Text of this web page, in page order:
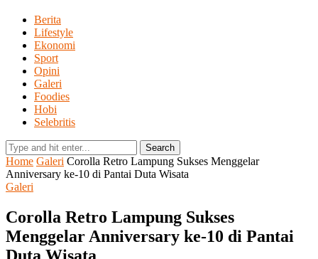
Berita
Lifestyle
Ekonomi
Sport
Opini
Galeri
Foodies
Hobi
Selebritis
Search
Home Galeri Corolla Retro Lampung Sukses Menggelar
Anniversary ke-10 di Pantai Duta Wisata
Galeri
Corolla Retro Lampung Sukses
Menggelar Anniversary ke-10 di Pantai